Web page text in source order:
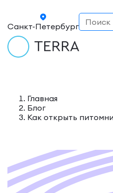
Санкт-Петербург
Главная
Блог
Как открыть